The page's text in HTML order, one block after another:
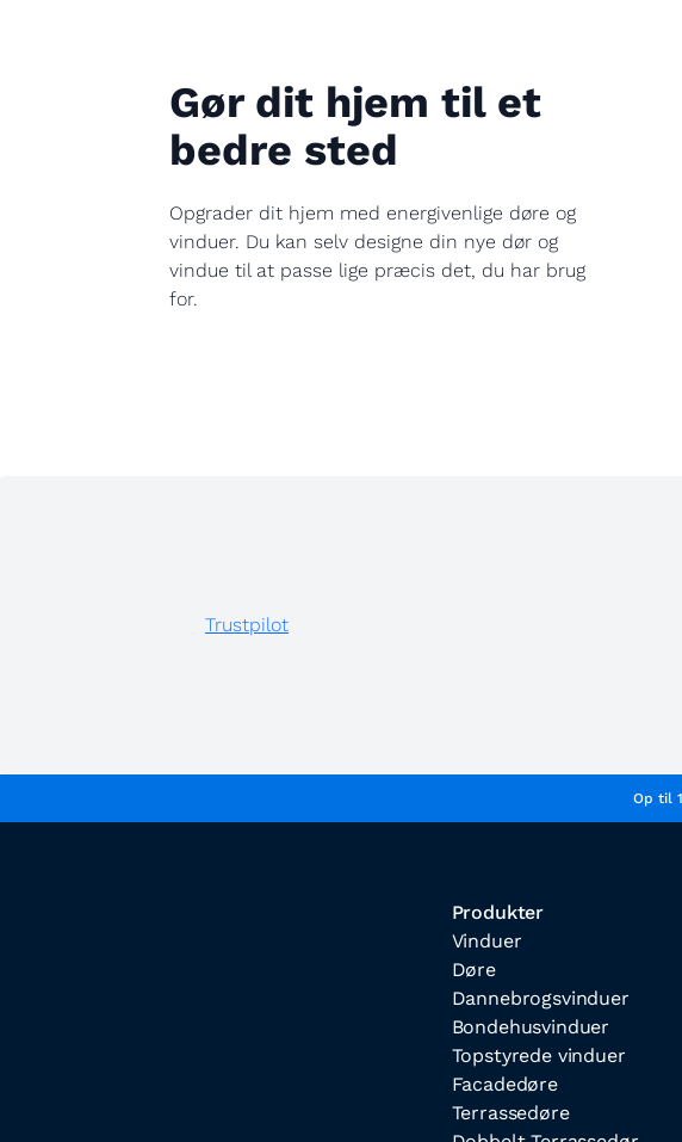
Gør dit hjem til et
bedre sted
Opgrader dit hjem med energivenlige døre og
vinduer. Du kan selv designe din nye dør og
vindue til at passe lige præcis det, du har brug
for.
Trustpilot
Op til
Produkter
Vinduer
Døre
Dannebrogsvinduer
Bondehusvinduer
Topstyrede vinduer
Facadedøre
Terrassedøre